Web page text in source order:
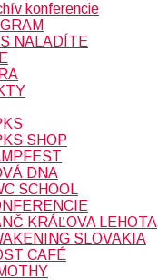
konferencie
NALADÍTE
SHOP
DNA
SCHOOL
KRÁĽOVA LEHOTA
SLOVAKIA
CAFÉ